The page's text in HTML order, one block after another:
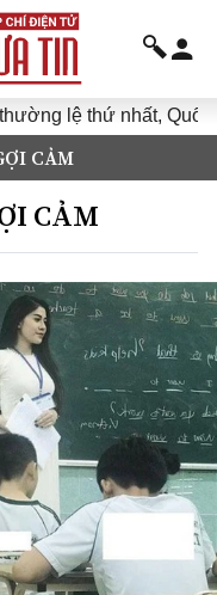
lệ thứ nhất, Quốc
CẢM
CẢM